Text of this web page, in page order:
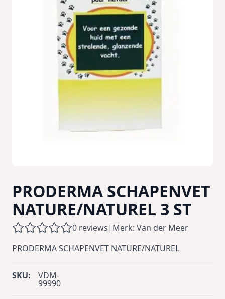
PRODERMA SCHAPENVET
NATURE/NATUREL 3 ST
0 reviews| Merk: Van der Meer
PRODERMA SCHAPENVET NATURE/NATUREL
SKU: VDM-
99990